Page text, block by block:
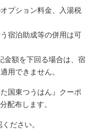
プション料金、入湯税
宿泊助成等の併用は可
額を下回る場合は、宿
用できません。
国東つうはん』クーポ
配布します。
ださい。